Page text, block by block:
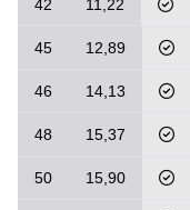
42 11,22
45 12,89
46 14,13
48 15,37
50 15,90